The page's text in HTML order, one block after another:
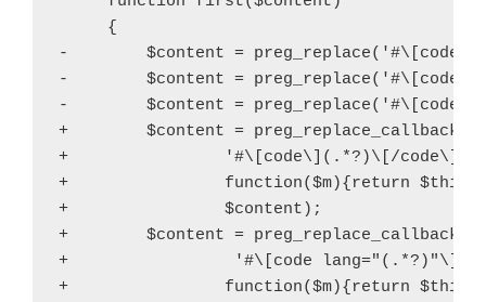
     {
-        $content =
-        $content =
-        $content =
+        $content = preg_replace_callback(
+                '#\[code\](.*?)\[/
+                function($m){return $this-
+                $content);
+        $content = preg_replace_callback(
+                 '#\[code
+                function($m){return $this-
« 6月
ブログロール
リンクすたっく
学内関連